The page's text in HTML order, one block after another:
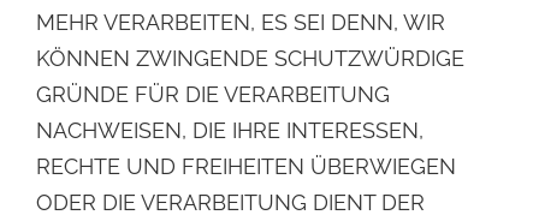
MEHR VERARBEITEN, ES SEI DENN, WIR
KÖNNEN ZWINGENDE SCHUTZWÜRDIGE
GRÜNDE FÜR DIE VERARBEITUNG
NACHWEISEN, DIE IHRE INTERESSEN,
RECHTE UND FREIHEITEN ÜBERWIEGEN
ODER DIE VERARBEITUNG DIENT DER